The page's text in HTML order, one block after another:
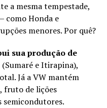
a mesma tempestade,
como Honda e
menores. Por quê?
sua produção de
(Sumaré e Itirapina),
Já a VW mantém
fruto de lições
semicondutores.